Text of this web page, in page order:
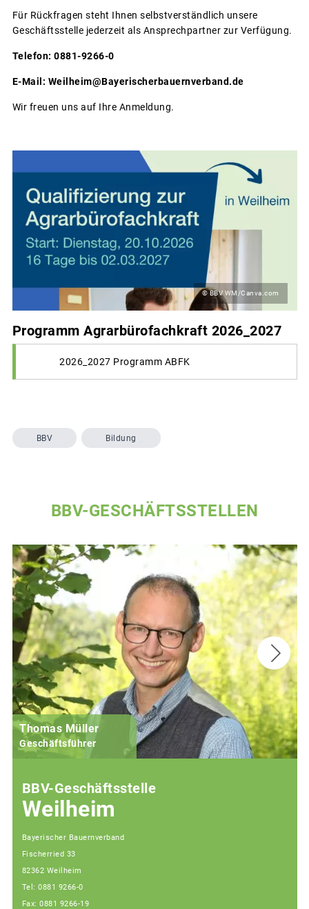
Für Rückfragen steht Ihnen selbstverständlich unsere
Geschäftsstelle jederzeit als Ansprechpartner zur Verfügung.
Telefon: 0881-9266-0
E-Mail: Weilheim@Bayerischerbauernverband.de
Wir freuen uns auf Ihre Anmeldung.
© BBV WM/Canva.com
Programm Agrarbürofachkraft 2026_2027
2026_2027 Programm ABFK
BBV Bildung
BBV-GESCHÄFTSSTELLEN
Thomas Müller
Geschäftsführer
BBV-Geschäftsstelle
Weilheim
Bayerischer Bauernverband
Fischerried 33
82362 Weilheim
Tel: 0881 9266-0
Fax: 0881 9266-19